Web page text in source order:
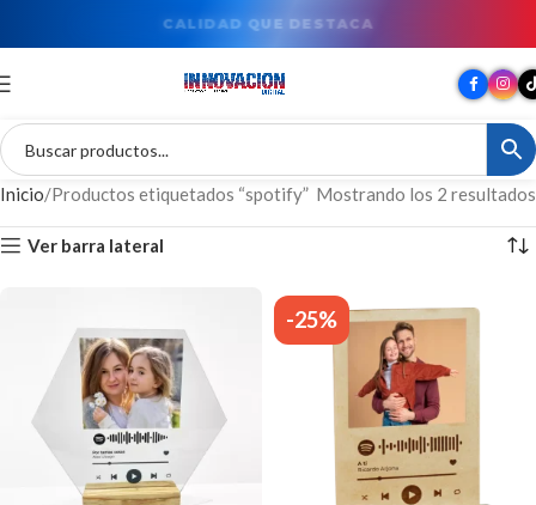
CALIDAD QUE DESTACA
Inicio Productos etiquetados “spotify” Mostrando los 2 resultados
Ver barra lateral
-25%